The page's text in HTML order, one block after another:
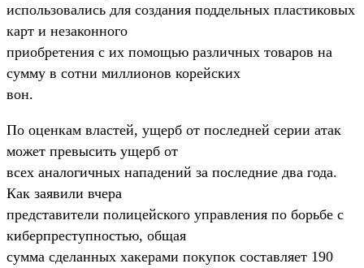
использовались для создания поддельных пластиковых
карт и незаконного
приобретения с их помощью различных товаров на
сумму в сотни миллионов корейских
вон.
По оценкам властей, ущерб от последней серии атак
может превысить ущерб от
всех аналогичных нападений за последние два года.
Как заявили вчера
представители полицейского управления по борьбе с
киберпреступностью, общая
сумма сделанных хакерами покупок составляет 190